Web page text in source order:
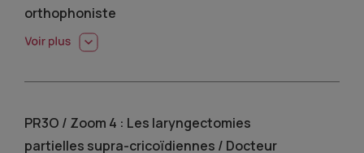
orthophoniste
PR3O / Zoom 4 : Les laryngectomies
partielles supra-cricoïdiennes / Docteur